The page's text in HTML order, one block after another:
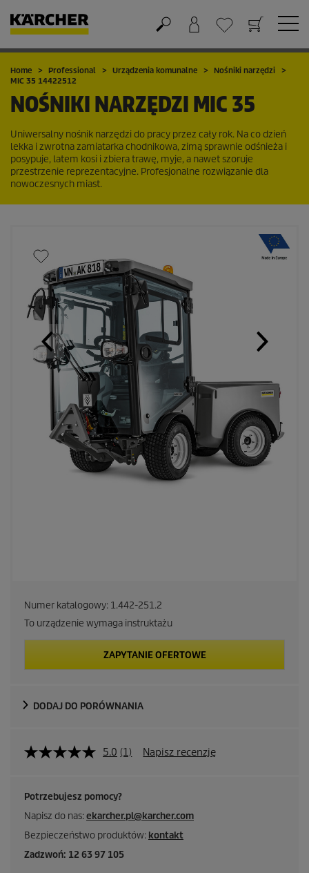
Koszyk
Lista życzeń
Home Professional Urządzenia komunalne
Nośniki narzędzi
MIC 35 14422512
NOŚNIKI NARZĘDZI MIC 35
Uniwersalny nośnik narzędzi do pracy przez cały rok. Na co dzień
lekka i zwrotna zamiatarka chodnikowa, zimą sprawnie odśnieża i
posypuje, latem kosi i zbiera trawę, myje, a nawet szoruje
przestrzenie reprezentacyjne. Profesjonalne rozwiązanie dla
nowoczesnych miast.
Numer katalogowy: 1.442-251.2
To urządzenie wymaga instruktażu
ZAPYTANIE OFERTOWE
DODAJ DO PORÓWNANIA
5.0 (1) Napisz recenzję
Potrzebujesz pomocy?
Napisz do nas:ekarcher.pl@karcher.com
Bezpieczeństwo produktów: kontakt
Zadzwoń: 12 63 97 105